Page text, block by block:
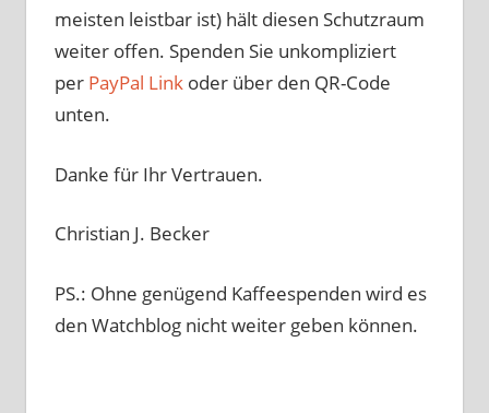
meisten leistbar ist) hält diesen Schutzraum
weiter offen. Spenden Sie unkompliziert
per PayPal Linkoder über den QR-Code
unten.
Danke für Ihr Vertrauen.
Christian J. Becker
PS.: Ohne genügend Kaffeespenden wird es
den Watchblog nicht weiter geben können.